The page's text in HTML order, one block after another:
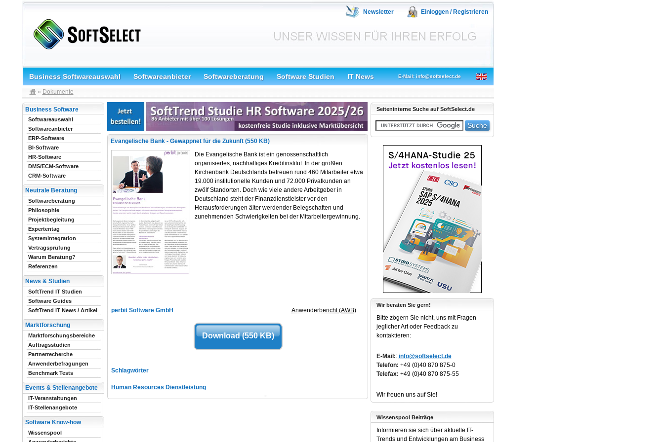
Newsletter Einloggen / Registrieren
Business Softwareauswahl Softwareanbieter Softwareberatung Software Studien IT News E-Mail: info@softselect.de
» Dokumente
Evangelische Bank - Gewappnet für die Zukunft (550 KB)
Die Evangelische Bank ist ein genossenschaftlich
organisiertes, nachhaltiges Kreditinstitut. In der größten
Kirchenbank Deutschlands betreuen rund 460 Mitarbeiter etwa
19.000 institutionelle Kunden und 72.000 Privatkunden an
zwölf Standorten. Doch wie viele andere Arbeitgeber in
Deutschland steht der Finanzdienstleister vor den
Herausforderungen älter werdender Belegschaften und
zunehmenden Schwierigkeiten bei der Mitarbeitergewinnung.
perbit Software GmbH Anwenderbericht (AWB)
Download (550 KB)
Schlagwörter
Human Resources Dienstleistung
Business Software
Softwareauswahl
Softwareanbieter
ERP-Software
BI-Software
HR-Software
DMS/ECM-Software
CRM-Software
Neutrale Beratung
Softwareberatung
Philosophie
Projektbegleitung
Expertentag
Systemintegration
Vertragsprüfung
Warum Beratung?
Referenzen
News & Studien
SoftTrend IT Studien
Software Guides
SoftTrend IT News / Artikel
Marktforschung
Marktforschungsbereiche
Auftragsstudien
Partnerrecherche
Anwenderbefragungen
Benchmark Tests
Events & Stellenangebote
IT-Veranstaltungen
IT-Stellenangebote
Software Know-how
Wissenspool
Seiteninterne Suche auf SoftSelect.de
Wir beraten Sie gern!
Bitte zögern Sie nicht, uns mit Fragen
jeglicher Art oder Feedback zu
kontaktieren:
E-Mail:: info@softselect.de
Telefon: +49 (0)40 870 875-0
Telefax: +49 (0)40 870 875-55
Wir freuen uns auf Sie!
Wissenspool Beiträge
Informieren sie sich über aktuelle IT-
Trends und Entwicklungen am Business